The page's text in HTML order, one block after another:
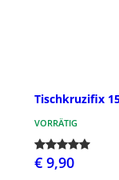
Tischkruzifix
VORRÄTIG
€ 9,90